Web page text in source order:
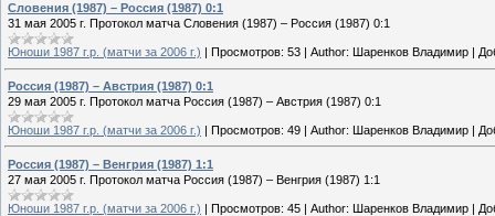
Словения (1987) – Россия (1987) 0:1
31 мая 2005 г. Протокол матча Словения (1987) – Россия (1987) 0:1
Юноши 1987 г.р. (матчи за 2006 г.) Просмотров: 53 Author: Шаренков Владимир
Россия (1987) – Австрия (1987) 0:1
29 мая 2005 г. Протокол матча Россия (1987) – Австрия (1987) 0:1
Юноши 1987 г.р. (матчи за 2006 г.) | Просмотров: 49 | Author: Шаренков Владимир |
Россия (1987) – Венгрия (1987) 1:1
27 мая 2005 г. Протокол матча Россия (1987) – Венгрия (1987) 1:1
Юноши 1987 г.р. (матчи за 2006 г.) | Просмотров: 45 | Author: Шаренков Владимир |